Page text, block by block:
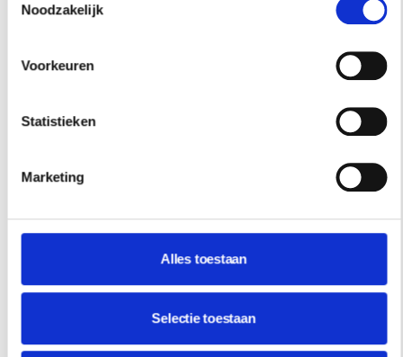
Noodzakelijk
Voorkeuren
Statistieken
Marketing
Alles toestaan
Selectie toestaan
REISINSPIRATIE
FAVORIETEN VAN ARCHITECT SABRINA
De stad waar architect Sabrina Bignami verliefd op